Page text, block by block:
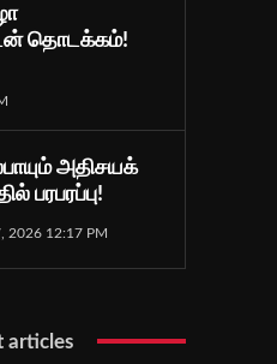
தொடக்கம்!
அதிசயக்
பரபரப்பு!
2026 12:17 PM
articles